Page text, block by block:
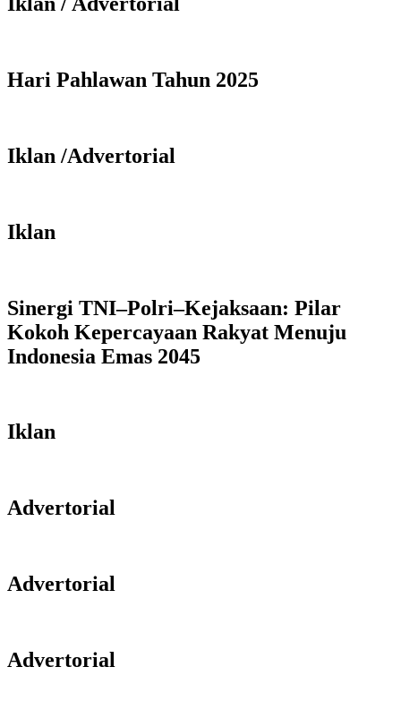
Hari Pahlawan Tahun 2025
Iklan /Advertorial
Iklan
Sinergi TNI–Polri–Kejaksaan: Pilar
Kokoh Kepercayaan Rakyat Menuju
Indonesia Emas 2045
Iklan
Advertorial
Advertorial
Advertorial